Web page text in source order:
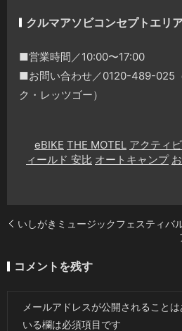
クルマアソビコンセプトエリ
■営業時間／10:00〜17:00
■お問い合わせ／0120-489-025
ク・レッツゴー）
eBIKE THE MOTEL アクティ
ィールド 安比 オートキャンプ
いしがきミュージックフェスティバ
コメントを残す
メールアドレスが公開されることは
いる欄は必須項目です